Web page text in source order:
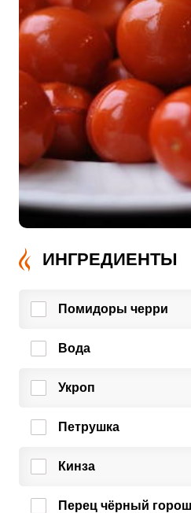
ИНГРЕДИЕНТЫ
Помидоры черри
Вода
Укроп
Петрушка
Кинза
Перец чёрный